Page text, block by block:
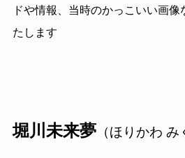
ドや情報、当時のかっこいい画
たします
堀川未来夢（ほりかわ み